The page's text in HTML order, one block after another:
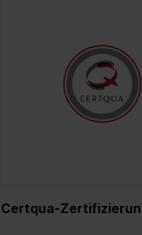
Certqua-